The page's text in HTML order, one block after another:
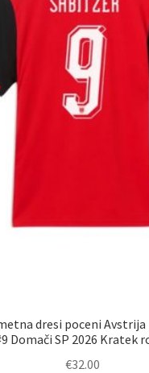
dresi poceni
Domači SP 2026 Kratek
€32.00